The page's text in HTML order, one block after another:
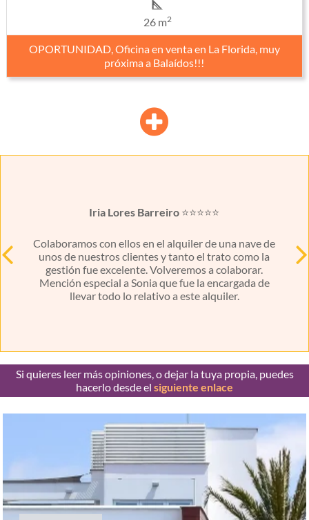
26 m2
OPORTUNIDAD, Oficina en venta en La Florida, muy
próxima a Balaídos!!!
a
Iria Lores Barreiro ⭐⭐⭐⭐⭐
Colaboramos con ellos en el alquiler de una nave de
unos de nuestros clientes y tanto el trato como la
gestión fue excelente. Volveremos a colaborar.
Mención especial a Sonia que fue la encargada de
llevar todo lo relativo a este alquiler.
Si quieres leer más opiniones, o dejar la tuya propia, puedes
hacerlo desde el siguiente enlace